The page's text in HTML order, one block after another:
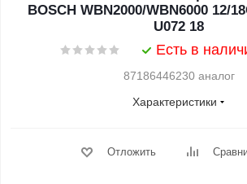
BOSCH WBN2000/WBN6000 12/
U072 18
Есть в
87186446230 аналог
Характеристики
Отложить